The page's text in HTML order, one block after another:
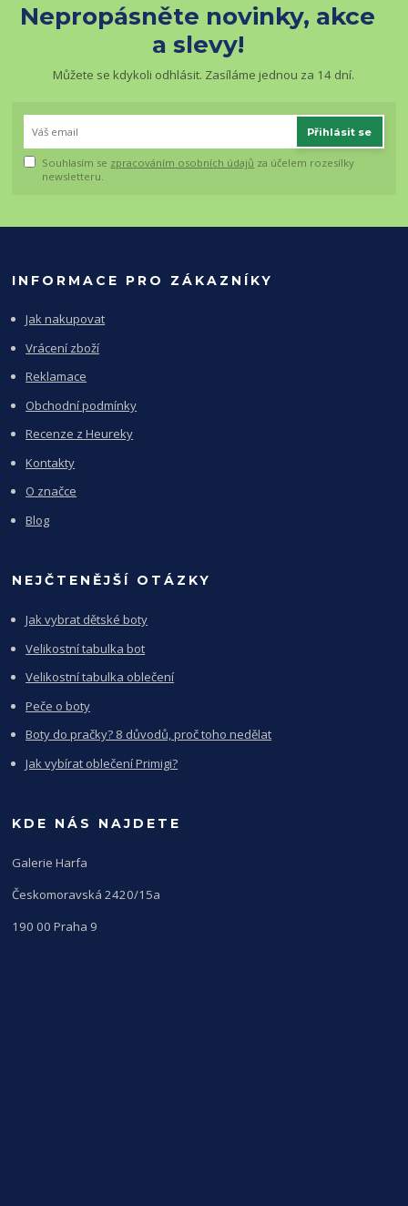
Nepropásněte novinky, akce
a slevy!
Můžete se kdykoli odhlásit. Zasíláme jednou za 14 dní.
Přihlásit se
Souhlasím se zpracováním osobních údajů za účelem rozesílky
newsletteru.
INFORMACE PRO ZÁKAZNÍKY
Jak nakupovat
Vrácení zboží
Reklamace
Obchodní podmínky
Recenze z Heureky
Kontakty
O značce
Blog
NEJČTENĚJŠÍ OTÁZKY
Jak vybrat dětské boty
Velikostní tabulka bot
Velikostní tabulka oblečení
Peče o boty
Boty do pračky? 8 důvodů, proč toho nedělat
Jak vybírat oblečení Primigi?
KDE NÁS NAJDETE
Galerie Harfa
Českomoravská 2420/15a
190 00 Praha 9